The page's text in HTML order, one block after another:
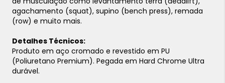
agachamento (squat), supino (bench press), remada
(row) e muito mais.
Detalhes Técnicos:
Produto em aço cromado e revestido em PU
(Poliuretano Premium). Pegada em Hard Chrome Ultra
durável.